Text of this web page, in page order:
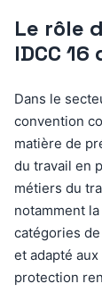
Le rôle
IDCC
Dans le
convention
matière de
du travail en
métiers du
notamment
catégories
et adapté
protection